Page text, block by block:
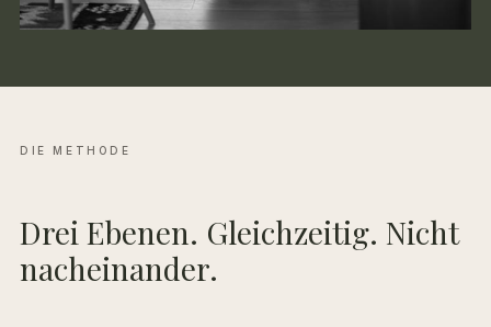
DIE METHODE
Drei Ebenen. Gleichzeitig. Nicht
nacheinander.